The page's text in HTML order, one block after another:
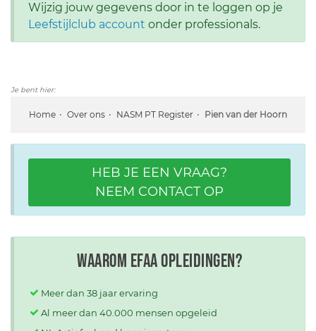
Wijzig jouw gegevens door in te loggen op je
Leefstijlclub account onder professionals.
Je bent hier:
Home Over ons NASM PT Register Pien van der Hoorn
HEB JE EEN VRAAG?
NEEM CONTACT OP
Waarom EFAA opleidingen?
Meer dan 38 jaar ervaring
Al meer dan 40.000 mensen opgeleid